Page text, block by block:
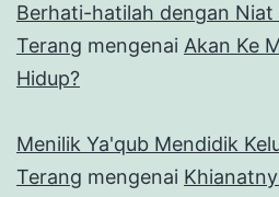
Berhati-hatilah dengan Niat
Terang mengenai Akan Ke
Hidup?
Menilik Ya'qub Mendidik
Terang mengenai